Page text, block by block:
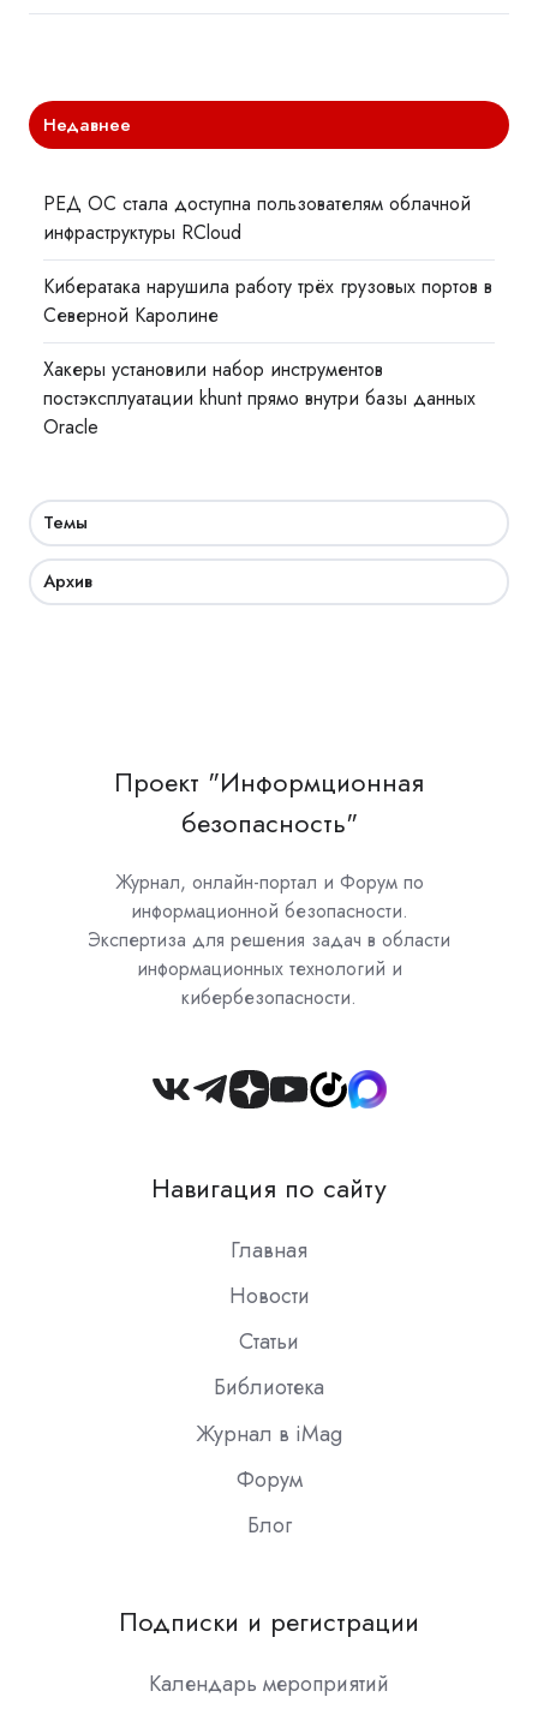
Недавнее
РЕД ОС стала доступна пользователям облачной
инфраструктуры RCloud
Кибератака нарушила работу трёх грузовых портов в
Северной Каролине
Хакеры установили набор инструментов
постэксплуатации khunt прямо внутри базы данных
Oracle
Темы
Архив
Проект "Информционная
безопасность"
Журнал, онлайн-портал и Форум по
информационной безопасности.
Экспертиза для решения задач в области
информационных технологий и
кибербезопасности.
Join
Slack
Навигация по сайту
Главная
Новости
Статьи
Библиотека
Журнал в iMag
Форум
Блог
Подписки и регистрации
Календарь мероприятий